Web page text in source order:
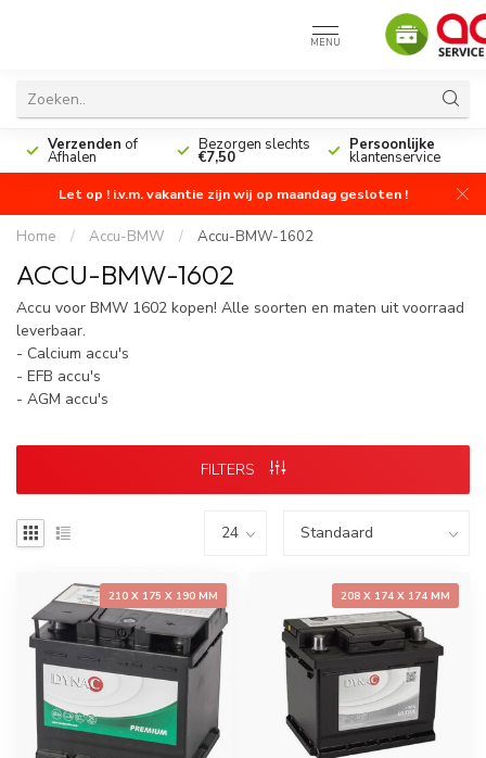
MENU
Verzenden of
Afhalen
Bezorgen slechts
€7,50
Persoonlijke
klantenservice
Let op ! i.v.m. vakantie zijn wij op maandag gesloten !
Home / Accu-BMW / Accu-BMW-1602
ACCU-BMW-1602
Accu voor BMW 1602 kopen! Alle soorten en maten uit voorraad
leverbaar.
- Calcium accu's
- EFB accu's
- AGM accu's
FILTERS
210 X 175 X 190 MM 208 X 174 X 174 MM